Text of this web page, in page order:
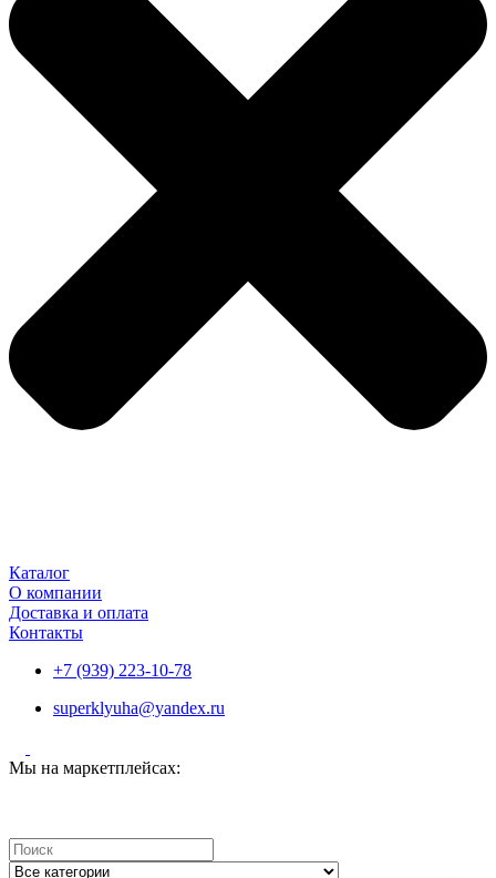
Каталог
О компании
Доставка и оплата
Контакты
+7 (939) 223-10-78
superklyuha@yandex.ru
Мы на маркетплейсах:
Search
...